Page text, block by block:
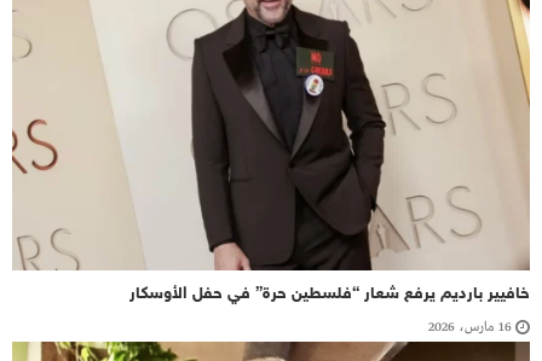
خافيير بارديم يرفع شعار “فلسطين حرة” في حفل الأوسكار
16 مارس، 2026